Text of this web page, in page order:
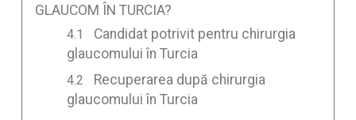
GLAUCOM ÎN TURCIA?
Candidat potrivit pentru chirurgia
glaucomului în Turcia
Recuperarea după chirurgia
glaucomului în Turcia